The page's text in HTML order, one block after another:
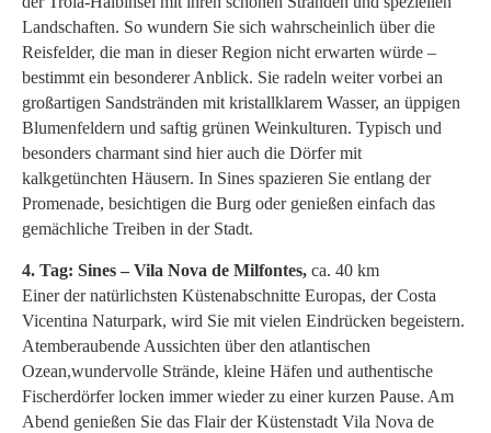
Landschaften. So wundern Sie sich wahrscheinlich über die
Reisfelder, die man in dieser Region nicht erwarten würde –
bestimmt ein besonderer Anblick. Sie radeln weiter vorbei an
großartigen Sandstränden mit kristallklarem Wasser, an üppigen
Blumenfeldern und saftig grünen Weinkulturen. Typisch und
besonders charmant sind hier auch die Dörfer mit
kalkgetünchten Häusern. In Sines spazieren Sie entlang der
Promenade, besichtigen die Burg oder genießen einfach das
gemächliche Treiben in der Stadt.
4. Tag: Sines – Vila Nova de Milfontes, ca. 40 km
Einer der natürlichsten Küstenabschnitte Europas, der Costa
Vicentina Naturpark, wird Sie mit vielen Eindrücken begeistern.
Atemberaubende Aussichten über den atlantischen
Ozean,wundervolle Strände, kleine Häfen und authentische
Fischerdörfer locken immer wieder zu einer kurzen Pause. Am
Abend genießen Sie das Flair der Küstenstadt Vila Nova de